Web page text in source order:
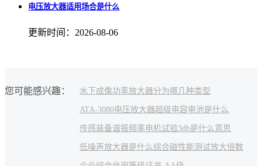
电压放大器适用场合是什么
更新时间：2026-08-06
您可能感兴趣： 水下成像功率放大器分为哪几种类型
ATA-3080电压放大器超级电容电池是什么
传感装备谐振频率 电机试验3db是什么意思
低噪声放大器是什么综合磁性能测试放大倍数